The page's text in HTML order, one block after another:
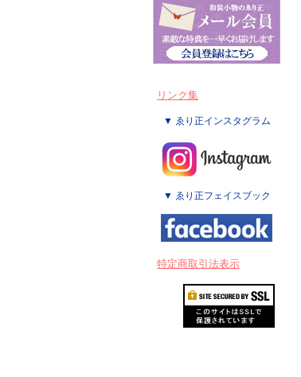
リンク集
▼ ゑり正インスタグラム
▼ ゑり正フェイスブック
特定商取引法表示